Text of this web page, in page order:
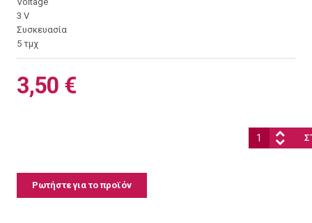
3 V
Συσκευασία
5 τμχ
3,50 €
Ποσότητα:
Ρωτήστε για το προϊόν